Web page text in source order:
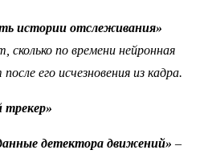
истории отслеживания»
сколько по времени нейронная
его исчезновения из кадра.
детектора движений» –